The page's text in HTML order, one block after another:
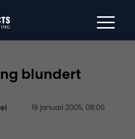
blundert
19 januari 2005, 08:00